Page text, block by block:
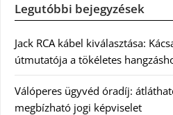
Legutóbbi bejegyzések
Jack RCA kábel kiválasztása:
útmutatója a tökéletes
Válóperes ügyvéd óradíj:
megbízható jogi képviselet